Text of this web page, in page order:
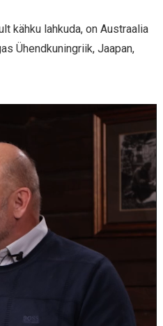
kähku lahkuda, on Austraalia
Ühendkuningriik, Jaapan,